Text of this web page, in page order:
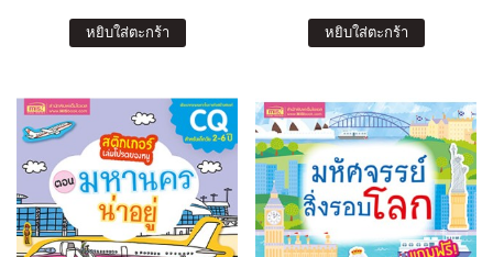
หยิบใส่ตะกร้า หยิบใส่ตะกร้า